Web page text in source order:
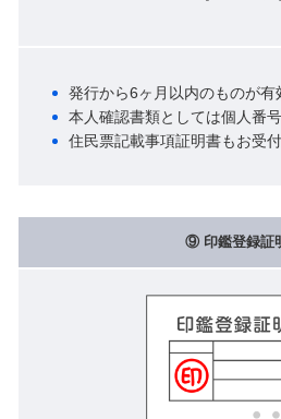
発行から6ヶ月以内のものが有
本人確認書類としては個人番
住民票記載事項証明書もお受付
⑨ 印鑑登録証